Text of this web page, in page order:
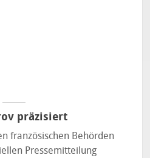
präzisiert
französischen Behörden
Pressemitteilung